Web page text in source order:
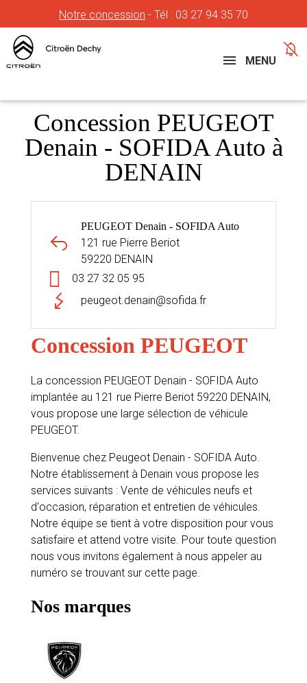
Notre concession - Tél : 03 27 94 35 70
Concessions
MENU
Concession PEUGEOT
Denain - SOFIDA Auto à
DENAIN
PEUGEOT Denain - SOFIDA Auto
121 rue Pierre Beriot
59220 DENAIN
03 27 32 05 95
peugeot.denain@sofida.fr
Concession PEUGEOT
La concession PEUGEOT Denain - SOFIDA Auto
implantée au 121 rue Pierre Beriot 59220 DENAIN,
vous propose une large sélection de véhicule
PEUGEOT.
Bienvenue chez Peugeot Denain - SOFIDA Auto.
Notre établissement à Denain vous propose les
services suivants : Vente de véhicules neufs et
d'occasion, réparation et entretien de véhicules.
Notre équipe se tient à votre disposition pour vous
satisfaire et attend votre visite. Pour toute question
nous vous invitons également à nous appeler au
numéro se trouvant sur cette page.
Nos marques